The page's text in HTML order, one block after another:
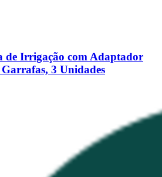
de Irrigação com Adaptador
3 Unidades